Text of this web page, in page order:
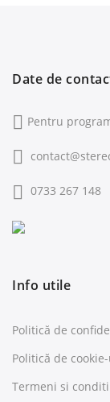
Date de
Pentru
0733 267 148
Info utile
Politică de
Politică de
Termeni si